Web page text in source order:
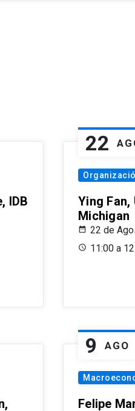
IDB
22
Ying
Michigan
22 de
11:00 a
9 AGO
Felipe